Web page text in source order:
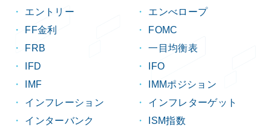
エントリー
エンべロープ
FF金利
FOMC
FRB
一目均衡表
IFD
IFO
IMF
IMMポジション
インフレーション
インフレターゲット
インターバンク
ISM指数